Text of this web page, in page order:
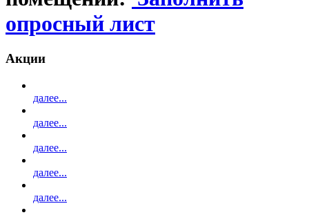
опросный лист
Акции
далее...
далее...
далее...
далее...
далее...